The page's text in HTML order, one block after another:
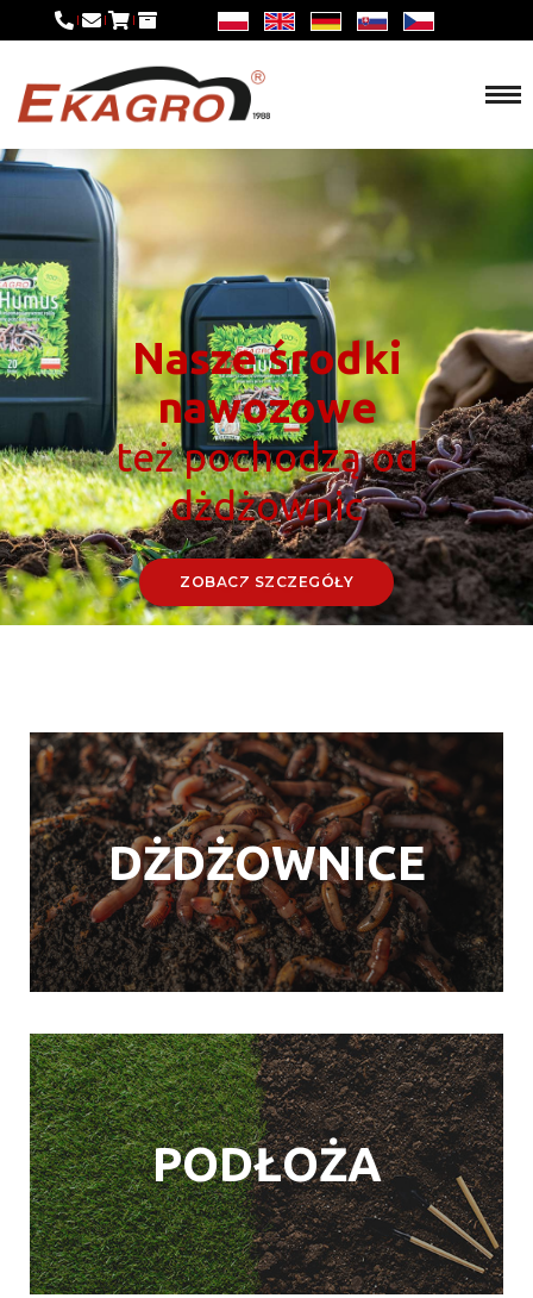
Nasze środki
nawozowe
też pochodzą od
dżdżownic
ZOBACZ SZCZEGÓŁY
DŻDŻOWNICE
PODŁOŻA